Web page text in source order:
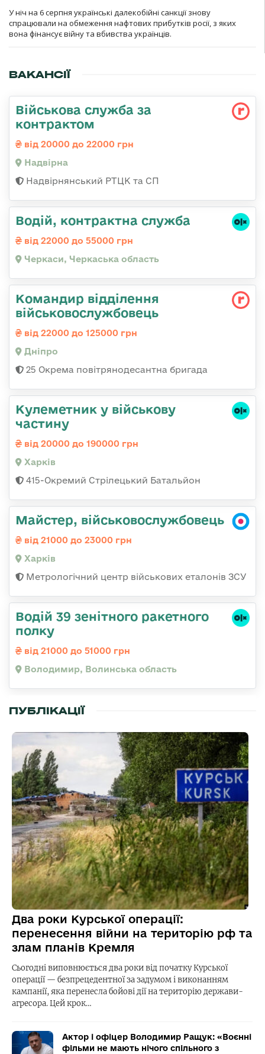
У ніч на 6 серпня українські далекобійні санкції знову
спрацювали на обмеження нафтових прибутків росії, з яких
вона фінансує війну та вбивства українців.
ВАКАНСІЇ
Військова служба за
контрактом
від 20000 до 22000 грн
Надвірна
Надвірнянський РТЦК та СП
Водій, контрактна служба
від 22000 до 55000 грн
Черкаси, Черкаська область
Командир відділення
військовослужбовець
від 22000 до 125000 грн
Дніпро
25 Окрема повітрянодесантна бригада
Кулеметник у військову
частину
від 20000 до 190000 грн
Харків
415-Окремий Стрілецький Батальйон
Майстер, військовослужбовець
від 21000 до 23000 грн
Харків
Метрологічний центр військових еталонів ЗСУ
Водій 39 зенітного ракетного
полку
від 21000 до 51000 грн
Володимир, Волинська область
ПУБЛІКАЦІЇ
Два роки Курської операції:
перенесення війни на територію рф та
злам планів Кремля
Сьогодні виповнюється два роки від початку Курської
операції — безпрецедентної за задумом і виконанням
кампанії, яка перенесла бойові дії на територію держави-
агресора. Цей крок…
Актор і офіцер Володимир Ращук: «Воєнні
фільми не мають нічого спільного з